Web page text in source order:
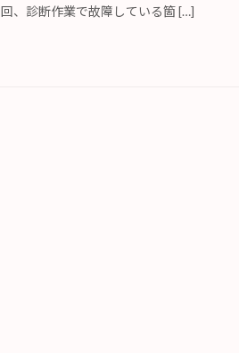
回、診断作業で故障している箇 […]